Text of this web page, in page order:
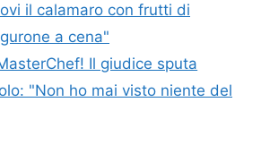
il calamaro con frutti di
a cena"
Il giudice sputa
"Non ho mai visto niente del